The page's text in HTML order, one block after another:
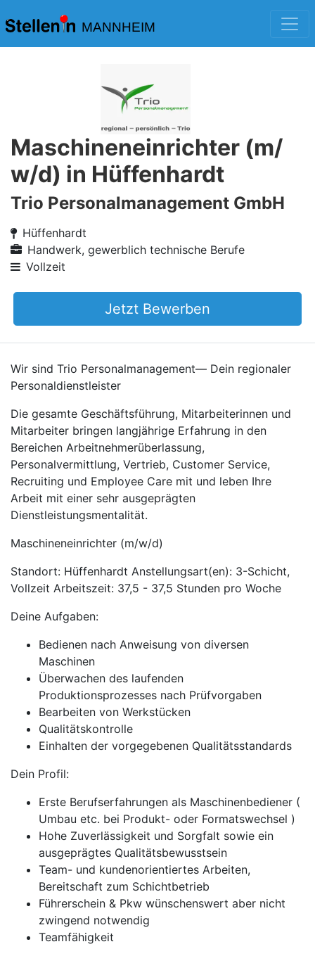
MANNHEIM
Maschineneinrichter (m/
w/d) in Hüffenhardt
Trio Personalmanagement GmbH
Hüffenhardt
Handwerk, gewerblich technische Berufe
Vollzeit
Jetzt Bewerben
Wir sind Trio Personalmanagement— Dein regionaler
Personaldienstleister
Die gesamte Geschäftsführung, Mitarbeiterinnen und
Mitarbeiter bringen langjährige Erfahrung in den
Bereichen Arbeitnehmerüberlassung,
Personalvermittlung, Vertrieb, Customer Service,
Recruiting und Employee Care mit und leben Ihre
Arbeit mit einer sehr ausgeprägten
Dienstleistungsmentalität.
Maschineneinrichter (m/w/d)
Standort: Hüffenhardt Anstellungsart(en): 3-Schicht,
Vollzeit Arbeitszeit: 37,5 - 37,5 Stunden pro Woche
Deine Aufgaben:
Bedienen nach Anweisung von diversen
Maschinen
Überwachen des laufenden
Produktionsprozesses nach Prüfvorgaben
Bearbeiten von Werkstücken
Qualitätskontrolle
Einhalten der vorgegebenen Qualitätsstandards
Dein Profil:
Erste Berufserfahrungen als Maschinenbediener (
Umbau etc. bei Produkt- oder Formatswechsel )
Hohe Zuverlässigkeit und Sorgfalt sowie ein
ausgeprägtes Qualitätsbewusstsein
Team- und kundenorientiertes Arbeiten,
Bereitschaft zum Schichtbetrieb
Führerschein & Pkw wünschenswert aber nicht
zwingend notwendig
Teamfähigkeit